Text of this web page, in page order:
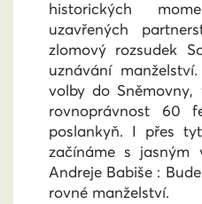
historických
uzavřených
zlomový rozsudek
uznávání
volby do
rovnoprávnost 60
poslankyň. I přes
začínáme s jasným
Andreje Babiše :
rovné manželství.